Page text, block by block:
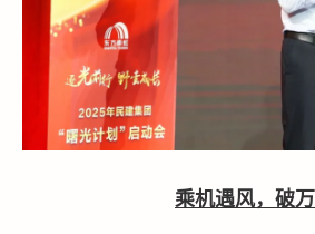
乘机遇风，破